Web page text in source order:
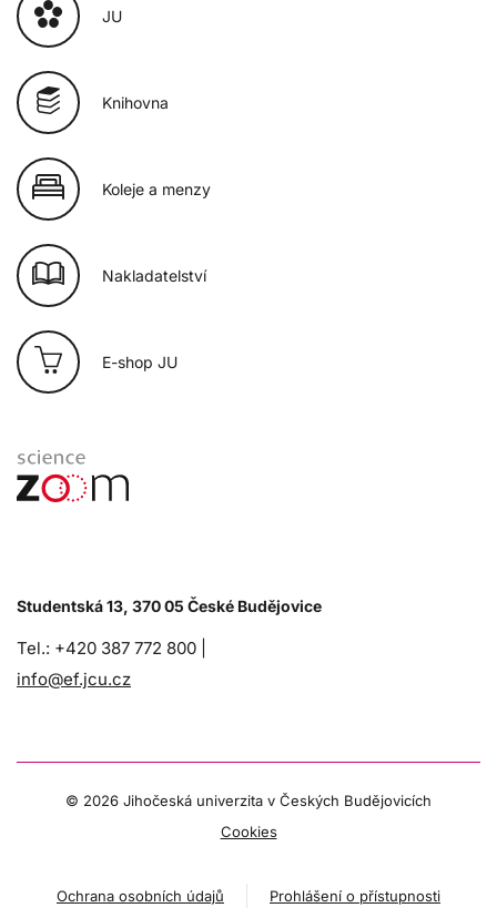
JU
Knihovna
Koleje a menzy
Nakladatelství
E-shop JU
Studentská 13, 370 05 České Budějovice
Tel.: +420 387 772 800 |
info@ef.jcu.cz
© 2026 Jihočeská univerzita v Českých Budějovicích
Cookies
Ochrana osobních údajů Prohlášení o přístupnosti